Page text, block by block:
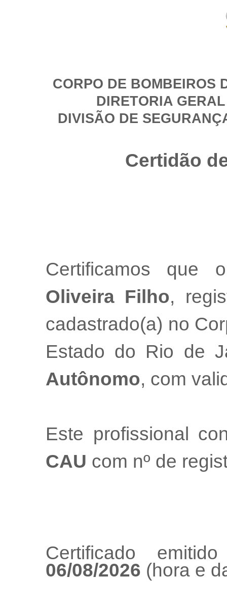
CORPO DE BOMBEIROS
DIRETORIA
DIVISÃO DE
Certidão
Certificamos que
Oliveira Filho,
cadastrado(a) no
Estado do Rio de
Autônomo, com
Este profissional
CAU com nº de
Certificado
06/08/2026 (hora e